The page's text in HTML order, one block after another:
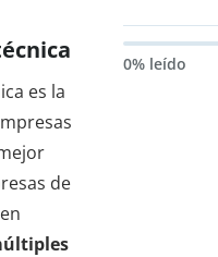
es la
de
0% leído